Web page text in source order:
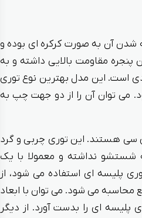
شدن آن به صورت کرکره ای بوده و
مقاومت بالایی داشته و به
است. این مدل بهترین نوع توری
می توان آن را از دو جهت چپ به
سی هستند. این توری چربی و گرد
شستشو نداشته و معمولا با یک
پلیسه ای استفاده می شود، از
می شود. می توان با ابعاد
پلیسه ای را بدست آورد. از دیگر